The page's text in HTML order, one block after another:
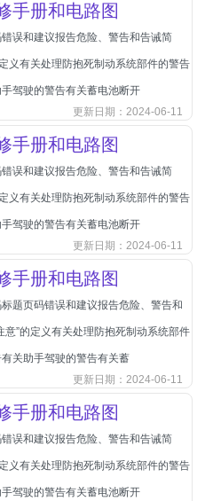
手册和电路图
误和建议报告危险、警告和告诫简
定义有关处理防抱死制动系统部件的警告
驾驶的警告有关蓄电池断开
更新日期：2024-06-11
手册和电路图
误和建议报告危险、警告和告诫简
定义有关处理防抱死制动系统部件的警告
驾驶的警告有关蓄电池断开
更新日期：2024-06-11
手册和电路图
题页码错误和建议报告危险、警告和
意”的定义有关处理防抱死制动系统部件
关助手驾驶的警告有关蓄
更新日期：2024-06-11
手册和电路图
误和建议报告危险、警告和告诫简
定义有关处理防抱死制动系统部件的警告
驾驶的警告有关蓄电池断开